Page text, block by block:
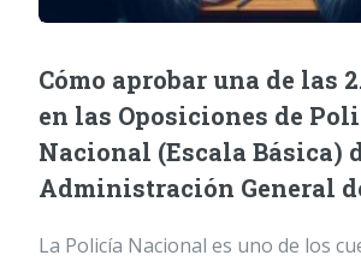
Cómo aprobar una de las
en las Oposiciones de
Nacional (Escala Básica)
Administración General
La Policía Nacional es uno de los